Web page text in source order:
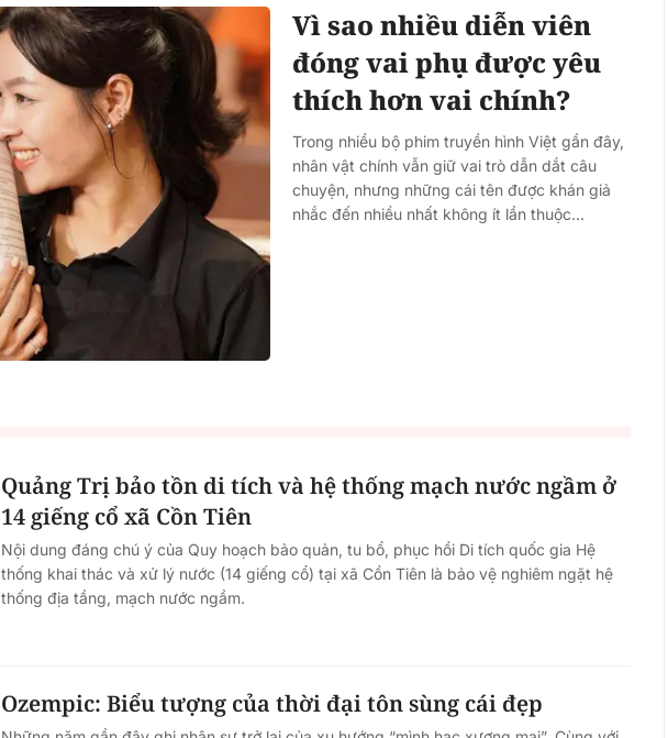
Vì sao nhiều diễn viên
đóng vai phụ được yêu
thích hơn vai chính?
Trong nhiều bộ phim truyền hình Việt gần đây,
nhân vật chính vẫn giữ vai trò dẫn dắt câu
chuyện, nhưng những cái tên được khán giả
nhắc đến nhiều nhất không ít lần thuộc...
Quảng Trị bảo tồn di tích và hệ thống mạch nước ngầm ở
14 giếng cổ xã Cồn Tiên
Nội dung đáng chú ý của Quy hoạch bảo quản, tu bổ, phục hồi Di tích quốc gia Hệ
thống khai thác và xử lý nước (14 giếng cổ) tại xã Cồn Tiên là bảo vệ nghiêm ngặt hệ
thống địa tầng, mạch nước ngầm.
Ozempic: Biểu tượng của thời đại tôn sùng cái đẹp